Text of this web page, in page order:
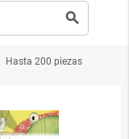
search
Hasta 200 piezas